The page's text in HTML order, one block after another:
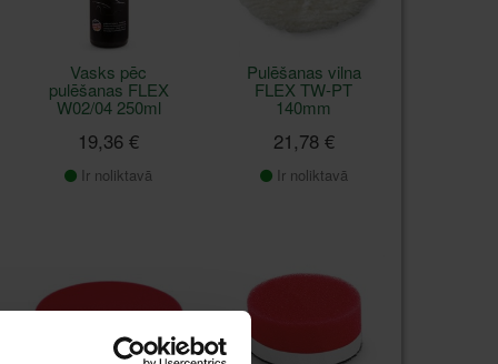
Vasks pēc
pulēšanas FLEX
W02/04 250ml
19,36 €
Ir noliktavā
Pulēšanas vilna
FLEX TW-PT
140mm
21,78 €
Ir noliktavā